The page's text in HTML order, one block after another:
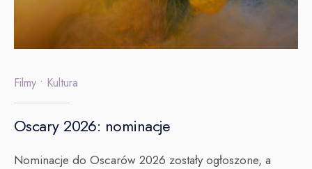
Filmy • Kultura
Oscary 2026: nominacje
Nominacje do Oscarów 2026 zostały ogłoszone, a